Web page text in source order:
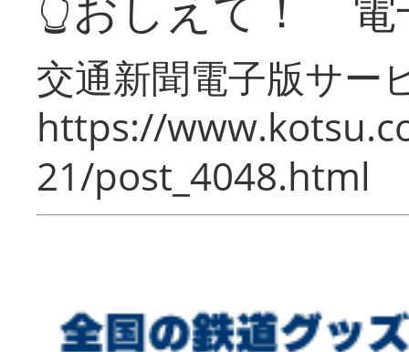
交通新聞電子版サー
https://
21/post_4048.html